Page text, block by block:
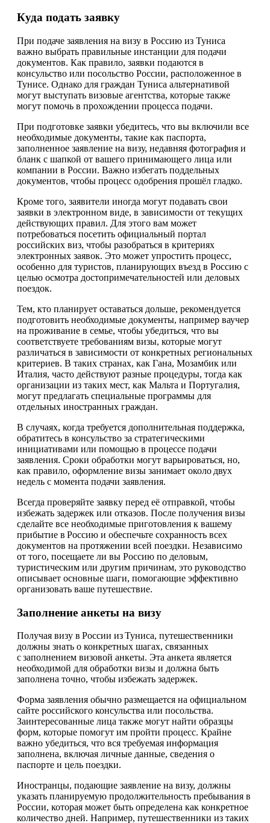
Куда подать заявку
При подаче заявления на визу в Россию из Туниса
важно выбрать правильные инстанции для подачи
документов. Как правило, заявки подаются в
консульство или посольство России, расположенное в
Тунисе. Однако для граждан Туниса альтернативой
могут выступать визовые агентства, которые также
могут помочь в прохождении процесса подачи.
При подготовке заявки убедитесь, что вы включили все
необходимые документы, такие как паспорта,
заполненное заявление на визу, недавняя фотография и
бланк с шапкой от вашего принимающего лица или
компании в России. Важно избегать поддельных
документов, чтобы процесс одобрения прошёл гладко.
Кроме того, заявители иногда могут подавать свои
заявки в электронном виде, в зависимости от текущих
действующих правил. Для этого вам может
потребоваться посетить официальный портал
российских виз, чтобы разобраться в критериях
электронных заявок. Это может упростить процесс,
особенно для туристов, планирующих въезд в Россию с
целью осмотра достопримечательностей или деловых
поездок.
Тем, кто планирует оставаться дольше, рекомендуется
подготовить необходимые документы, например ваучер
на проживание в семье, чтобы убедиться, что вы
соответствуете требованиям визы, которые могут
различаться в зависимости от конкретных региональных
критериев. В таких странах, как Гана, Мозамбик или
Италия, часто действуют разные процедуры, тогда как
организации из таких мест, как Мальта и Португалия,
могут предлагать специальные программы для
отдельных иностранных граждан.
В случаях, когда требуется дополнительная поддержка,
обратитесь в консульство за стратегическими
инициативами или помощью в процессе подачи
заявления. Сроки обработки могут варьироваться, но,
как правило, оформление визы занимает около двух
недель с момента подачи заявления.
Всегда проверяйте заявку перед её отправкой, чтобы
избежать задержек или отказов. После получения визы
сделайте все необходимые приготовления к вашему
прибытие в Россию и обеспечьте сохранность всех
документов на протяжении всей поездки. Независимо
от того, посещаете ли вы Россию по деловым,
туристическим или другим причинам, это руководство
описывает основные шаги, помогающие эффективно
организовать ваше путешествие.
Заполнение анкеты на визу
Получая визу в России из Туниса, путешественники
должны знать о конкретных шагах, связанных
с заполнением визовой анкеты. Эта анкета является
необходимой для обработки визы и должна быть
заполнена точно, чтобы избежать задержек.
Форма заявления обычно размещается на официальном
сайте российского консульства или посольства.
Заинтересованные лица также могут найти образцы
форм, которые помогут им пройти процесс. Крайне
важно убедиться, что вся требуемая информация
заполнена, включая личные данные, сведения о
паспорте и цель поездки.
Иностранцы, подающие заявление на визу, должны
указать планируемую продолжительность пребывания в
России, которая может быть определена как конкретное
количество дней. Например, путешественники из таких